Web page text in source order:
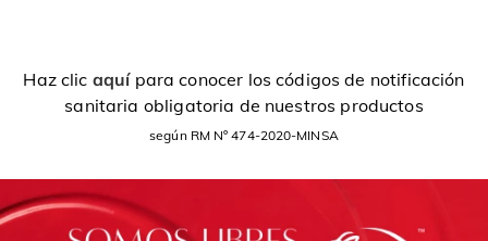
Haz clic aquípara conocer los códigos de notificación
sanitaria obligatoria de nuestros productos
según RM Nº 474-2020-MINSA